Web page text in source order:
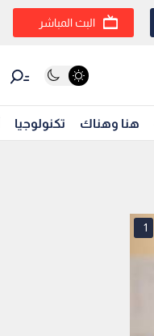
البث المباشر
هنا وهناك تكنولوجيا
1